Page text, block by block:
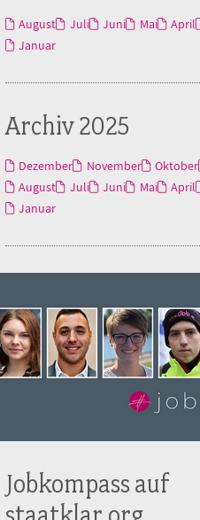
August Juli Juni Mai April
Januar
Archiv 2025
Dezember November Oktober
August
Juli Juni Mai April
Januar
Jobkompass auf